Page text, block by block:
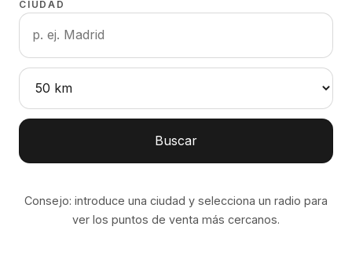
CIUDAD
Buscar
Consejo: introduce una ciudad y selecciona un radio para
ver los puntos de venta más cercanos.